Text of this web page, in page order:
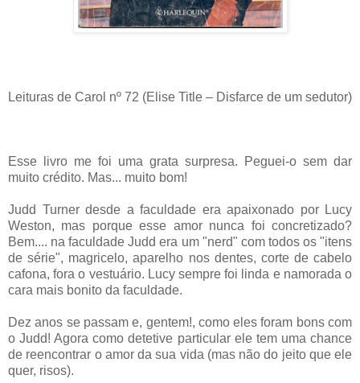
Leituras de Carol nº 72 (Elise Title – Disfarce de um sedutor)
Esse livro me foi uma grata surpresa. Peguei-o sem dar
muito crédito. Mas... muito bom!
Judd Turner desde a faculdade era apaixonado por Lucy
Weston, mas porque esse amor nunca foi concretizado?
Bem.... na faculdade Judd era um "nerd" com todos os "itens
de série", magricelo, aparelho nos dentes, corte de cabelo
cafona, fora o vestuário. Lucy sempre foi linda e namorada o
cara mais bonito da faculdade.
Dez anos se passam e, gentem!, como eles foram bons com
o Judd! Agora como detetive particular ele tem uma chance
de reencontrar o amor da sua vida (mas não do jeito que ele
quer, risos).